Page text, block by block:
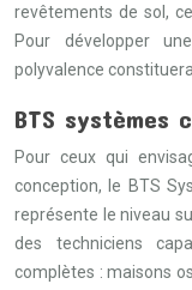
revêtements de sol,
Pour développer
polyvalence
BTS
Pour ceux qui
conception, le BTS
représente le niveau
des techniciens
complètes : maisons